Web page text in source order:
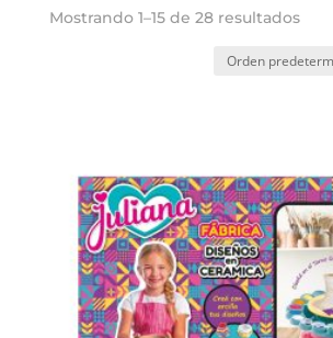
Mostrando 1–15 de 28 resultados